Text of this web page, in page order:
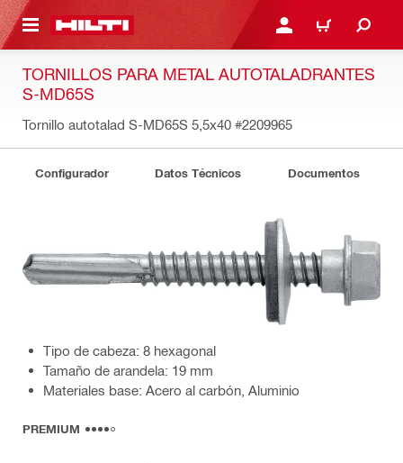
PRINCIPAL INICIE SESIÓN O
CARRITO
TORNILLOS PARA METAL AUTOTALADRANTES
S-MD65S
Tornillo autotalad S-MD65S 5,5x40 #2209965
Configurador Datos Técnicos Documentos
Tipo de cabeza: 8 hexagonal
Tamaño de arandela: 19 mm
Materiales base: Acero al carbón, Aluminio
PREMIUM